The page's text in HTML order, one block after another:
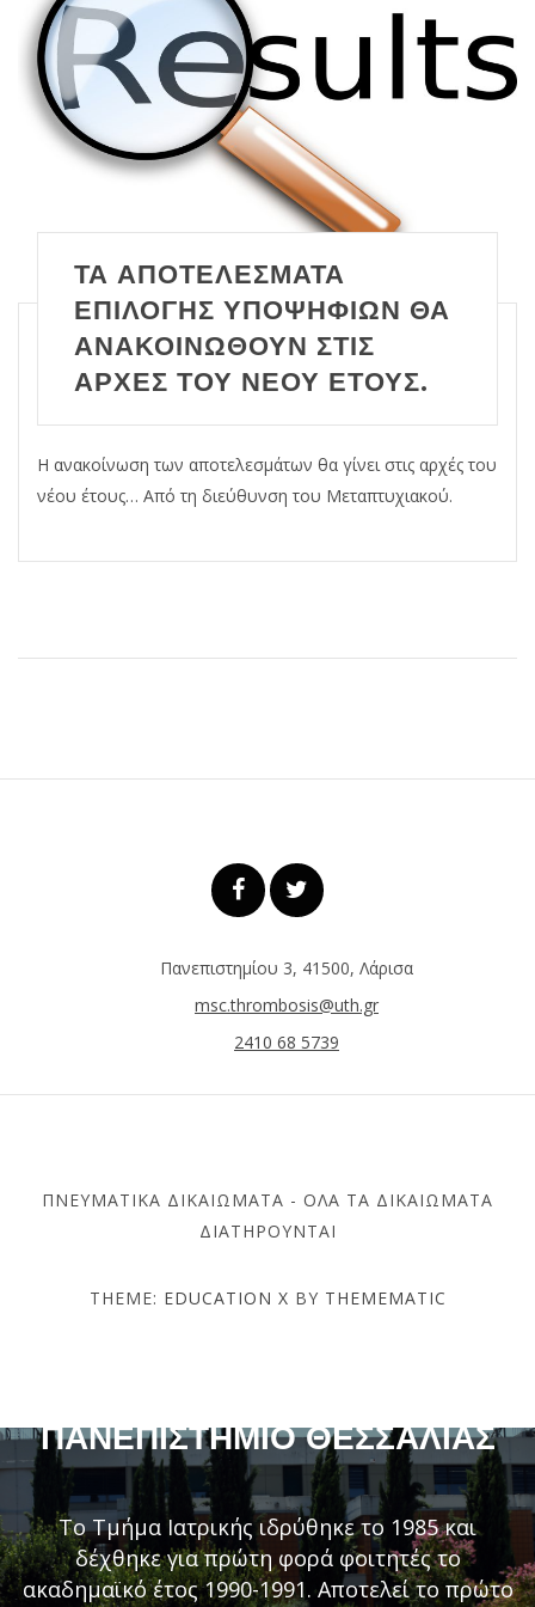
ΤΑ ΑΠΟΤΕΛΈΣΜΑΤΑ
ΕΠΙΛΟΓΉΣ ΥΠΟΨΗΦΊΩΝ ΘΑ
ΑΝΑΚΟΙΝΩΘΟΎΝ ΣΤΙΣ
ΑΡΧΈΣ ΤΟΥ ΝΈΟΥ ΈΤΟΥΣ.
Η ανακοίνωση των αποτελεσμάτων θα γίνει στις αρχές του
νέου έτους… Από τη διεύθυνση του Μεταπτυχιακού.
Πανεπιστημίου 3, 41500, Λάρισα
msc.thrombosis@uth.gr
2410 68 5739
ΠΝΕΥΜΑΤΙΚΆ ΔΙΚΑΙΏΜΑΤΑ - ΌΛΑ ΤΑ ΔΙΚΑΙΏΜΑΤΑ
ΔΙΑΤΗΡΟΎΝΤΑΙ
THEME: EDUCATION X BY THEMEMATIC
ΠΑΝΕΠΙΣΤΉΜΙΟ ΘΕΣΣΑΛΊΑΣ
Το Τμήμα Ιατρικής ιδρύθηκε το 1985 και
δέχθηκε για πρώτη φορά φοιτητές το
ακαδημαϊκό έτος 1990-1991. Αποτελεί το πρώτο